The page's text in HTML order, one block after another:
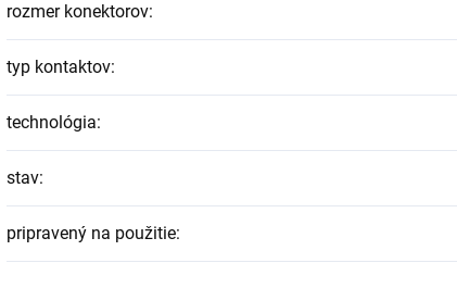
rozmer konektorov:
typ kontaktov:
technológia:
stav:
pripravený na použitie: